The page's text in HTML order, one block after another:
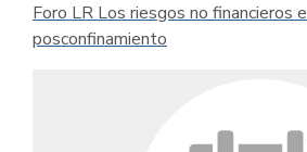
Foro LR Los riesgos no financieros
posconfinamiento